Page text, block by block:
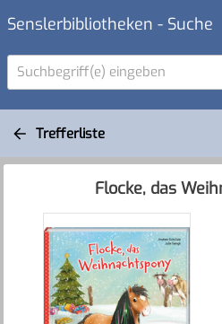
Senslerbibliotheken - Suche
Suchbegriff(e) eingeben
Trefferliste
Flocke, das